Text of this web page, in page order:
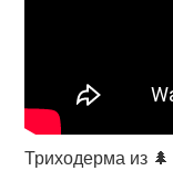
Триходерма из